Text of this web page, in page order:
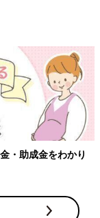
・助成金をわかり